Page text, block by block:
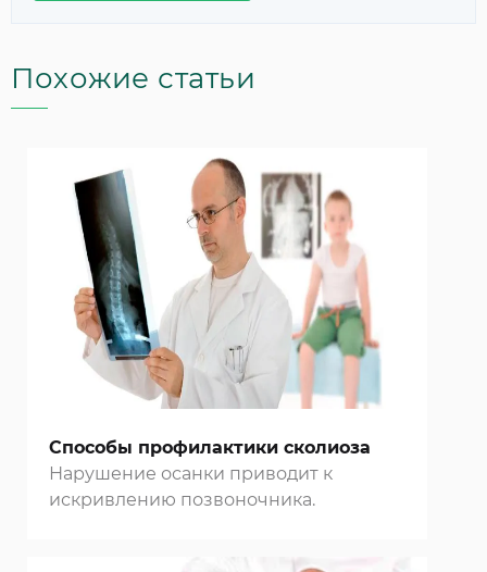
Похожие статьи
Способы профилактики сколиоза
Нарушение осанки приводит к
искривлению позвоночника.